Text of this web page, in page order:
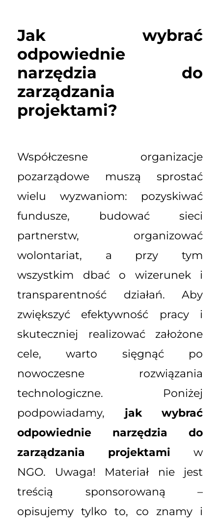
Jak wybrać
odpowiednie
narzędzia do
zarządzania
projektami?
Współczesne organizacje
pozarządowe muszą sprostać
wielu wyzwaniom: pozyskiwać
fundusze, budować sieci
partnerstw, organizować
wolontariat, a przy tym
wszystkim dbać o wizerunek i
transparentność działań. Aby
zwiększyć efektywność pracy i
skuteczniej realizować założone
cele, warto sięgnąć po
nowoczesne rozwiązania
technologiczne. Poniżej
podpowiadamy, jak wybrać
odpowiednie narzędzia do
zarządzania projektami w
NGO. Uwaga! Materiał nie jest
treścią sponsorowaną –
opisujemy tylko to, co znamy i